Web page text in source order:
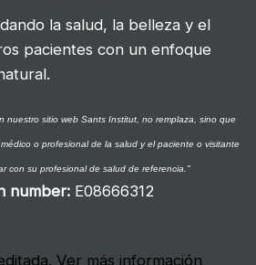
la salud, la belleza y el
pacientes con un enfoque
nuestro sitio web Sants Institut, no remplaza, sino que
o profesional de la salud y el paciente o visitante
con su profesional de salud de referencia."
number: E08666312